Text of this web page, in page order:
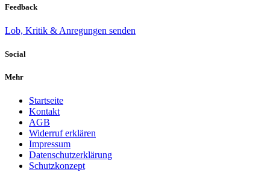
Feedback
Lob, Kritik & Anregungen senden
Social
Mehr
Startseite
Kontakt
AGB
Widerruf erklären
Impressum
Datenschutzerklärung
Schutzkonzept